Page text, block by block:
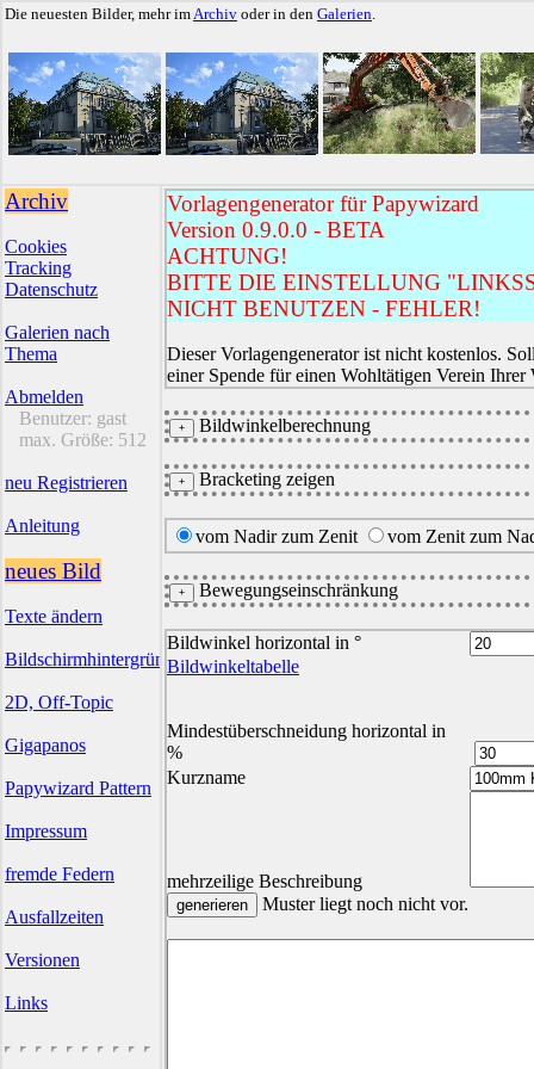
Die neuesten Bilder, mehr imArchiv oder in den Galerien.
Archiv
Cookies
Tracking
Datenschutz
Galerien nach
Thema
Abmelden
Benutzer: gast
max. Größe: 512
neu Registrieren
Anleitung
neues Bild
Texte ändern
Bildschirmhintergründe
2D, Off-Topic
Gigapanos
Papywizard Pattern
Impressum
fremde Federn
Ausfallzeiten
Versionen
Links
Vorlagengenerator für Papywizard
Version 0.9.0.0 - BETA
ACHTUNG!
BITTE DIE EINSTELLUNG
NICHT BENUTZEN - FEHLER!
Dieser Vorlagengenerator ist nicht kostenlos.
einer Spende für einen Wohltätigen Verein Ihrer
Bildwinkelberechnung
Bracketing zeigen
vom Nadir zum Zenit vom Zenit zum
Bewegungseinschränkung
Bildwinkel horizontal in °
Bildwinkeltabelle
Mindestüberschneidung horizontal in
%
Kurzname
mehrzeilige Beschreibung
Muster liegt noch nicht vor.